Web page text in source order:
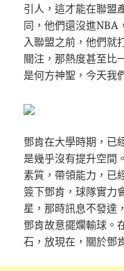
引人，這才能在聯盟
同，他們還沒進NBA
入聯盟之前，他們就
關注，那熱度甚至比
是何方神聖，今天我
鄧肯在大學時期，已
是幾乎沒有提升空間
素質，帶領能力，已
簽下鄧肯，球隊實力
星，那時訊息不發達
鄧肯故意擺爛輸球。
石，放現在，關於鄧